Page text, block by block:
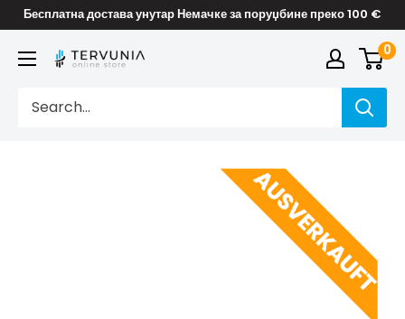
Skip
content
Бесплатна достава унутар Немачке за поруџбине преко 100 €
TERVUNIA
Stores
0